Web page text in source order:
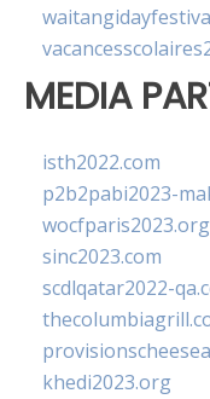
MEDIA
isth2022.com
p2b2pabi2023-
wocfparis2023.org
sinc2023.com
scdlqatar2022-
khedi2023.org